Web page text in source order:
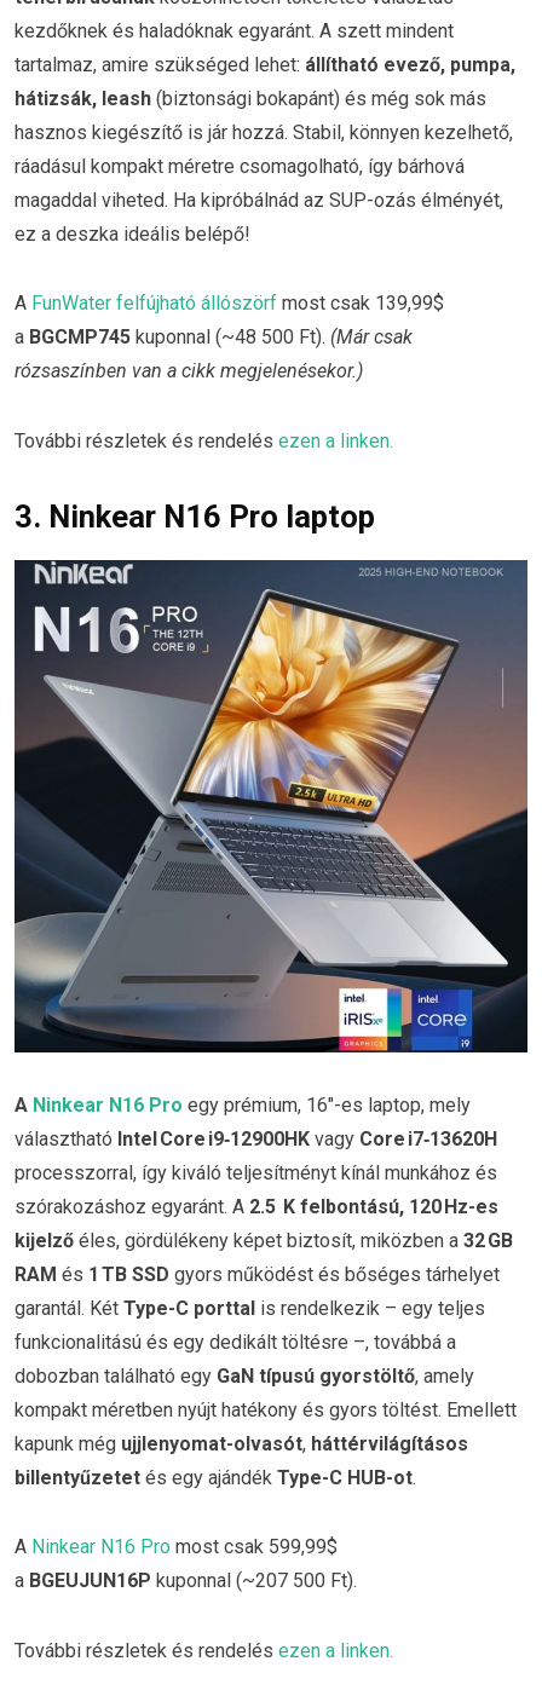
kezdőknek és haladóknak egyaránt. A szett mindent
tartalmaz, amire szükséged lehet: állítható evező, pumpa,
hátizsák, leash (biztonsági bokapánt) és még sok más
hasznos kiegészítő is jár hozzá. Stabil, könnyen kezelhető,
ráadásul kompakt méretre csomagolható, így bárhová
magaddal viheted. Ha kipróbálnád az SUP-ozás élményét,
ez a deszka ideális belépő!
A FunWater felfújható állószörf most csak 139,99$
a BGCMP745 kuponnal (~48 500 Ft). (Már csak
rózsaszínben van a cikk megjelenésekor.)
További részletek és rendelés ezen a linken.
3. Ninkear N16 Pro laptop
A Ninkear N16 Pro egy prémium, 16″-es laptop, mely
választható Intel Core i9‑12900HK vagy Core i7‑13620H
processzorral, így kiváló teljesítményt kínál munkához és
szórakozáshoz egyaránt. A 2.5 K felbontású, 120 Hz-es
kijelző éles, gördülékeny képet biztosít, miközben a 32 GB
RAM és 1 TB SSD gyors működést és bőséges tárhelyet
garantál. Két Type-C porttal is rendelkezik – egy teljes
funkcionalitású és egy dedikált töltésre –, továbbá a
dobozban található egy GaN típusú gyorstöltő, amely
kompakt méretben nyújt hatékony és gyors töltést. Emellett
kapunk még ujjlenyomat-olvasót, háttérvilágításos
billentyűzetet és egy ajándék Type-C HUB-ot.
A Ninkear N16 Pro most csak 599,99$
a BGEUJUN16P kuponnal (~207 500 Ft).
További részletek és rendelés ezen a linken.